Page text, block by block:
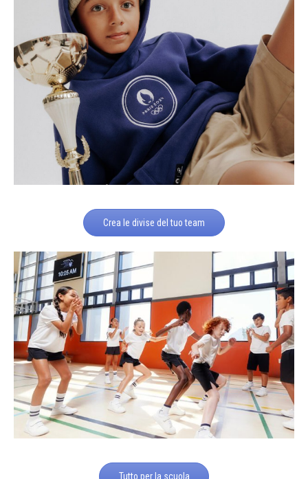
Crea le divise del tuo team
Tutto per la scuola